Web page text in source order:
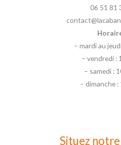
06 51 81
– mardi au
– vendredi :
– samedi :
– dimanche
Situez